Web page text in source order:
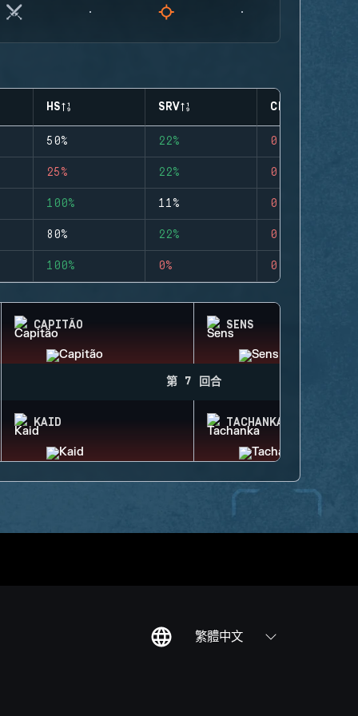
HS SRV CLUTCHES
50% 22% 0
25% 22% 0
100% 11% 0
80% 22% 0
100% 0% 0
CAPITÃO SENS
第 7 回合
KAID TACHANKA
繁體中文